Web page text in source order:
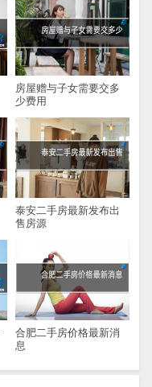
房屋赠与子女需要交多
少费用
泰安二手房最新发布出
售房源
合肥二手房价格最新消
息